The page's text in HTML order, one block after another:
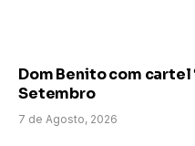
Dom Benito com cartel
Setembro
7 de Agosto, 2026